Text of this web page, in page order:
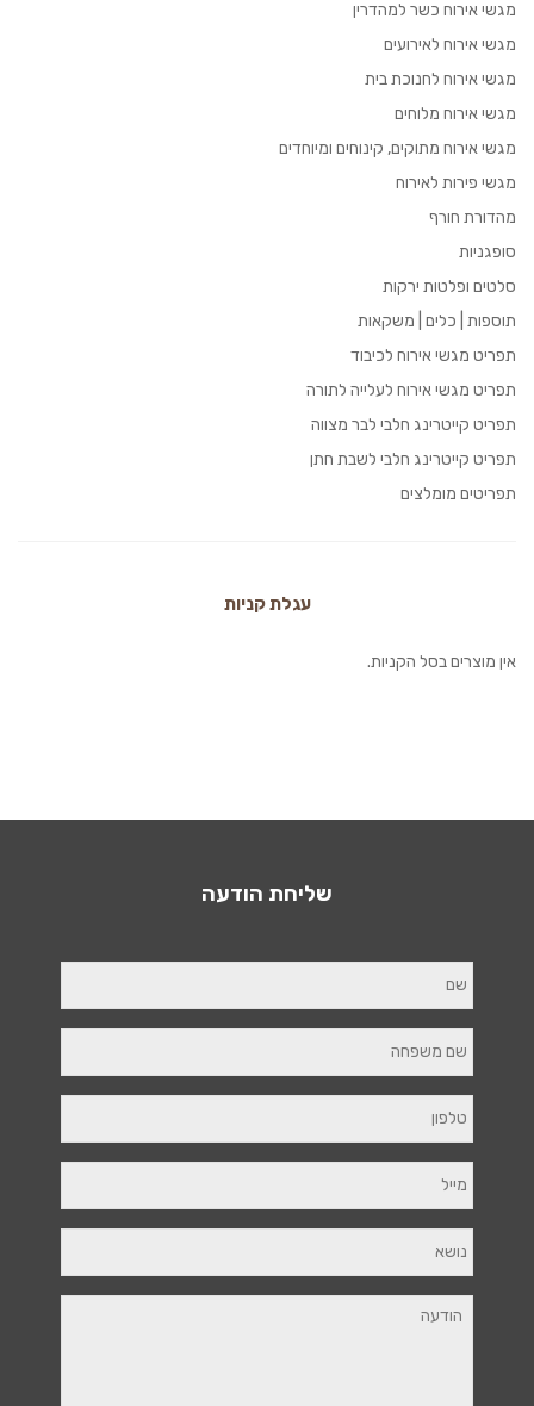
מגשי אירוח כשר למהדרין
מגשי אירוח לאירועים
מגשי אירוח לחנוכת בית
מגשי אירוח מלוחים
מגשי אירוח מתוקים, קינוחים ומיוחדים
מגשי פירות לאירוח
מהדורת חורף
סופגניות
סלטים ופלטות ירקות
תוספות | כלים | משקאות
תפריט מגשי אירוח לכיבוד
תפריט מגשי אירוח לעלייה לתורה
תפריט קייטרינג חלבי לבר מצווה
תפריט קייטרינג חלבי לשבת חתן
תפריטים מומלצים
עגלת קניות
אין מוצרים בסל הקניות.
שליחת הודעה